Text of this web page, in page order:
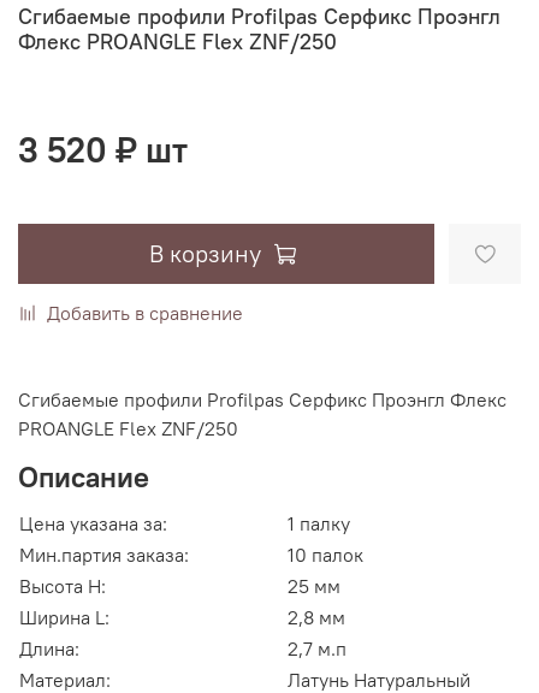
Сгибаемые профили Profilpas Серфикс Проэнгл
Флекс PROANGLE Flex ZNF/250
3 520 ₽ шт
В корзину
Добавить в сравнение
Сгибаемые профили Profilpas Серфикс Проэнгл Флекс
PROANGLE Flex ZNF/250
Описание
Цена указана за:
1 палку
Мин.партия заказа:
10 палок
Высота H:
25 мм
Ширина L:
2,8 мм
Длина:
2,7 м.п
Материал:
Латунь Натуральный